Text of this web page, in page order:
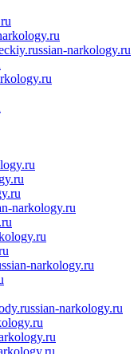
narkology.ru
narkology.ru
narkology.ru
narkology.ru